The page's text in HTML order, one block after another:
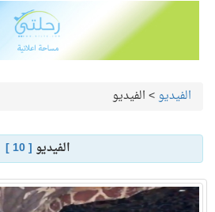
الفيديو>الفيديو
الفيديو [ 10 ]